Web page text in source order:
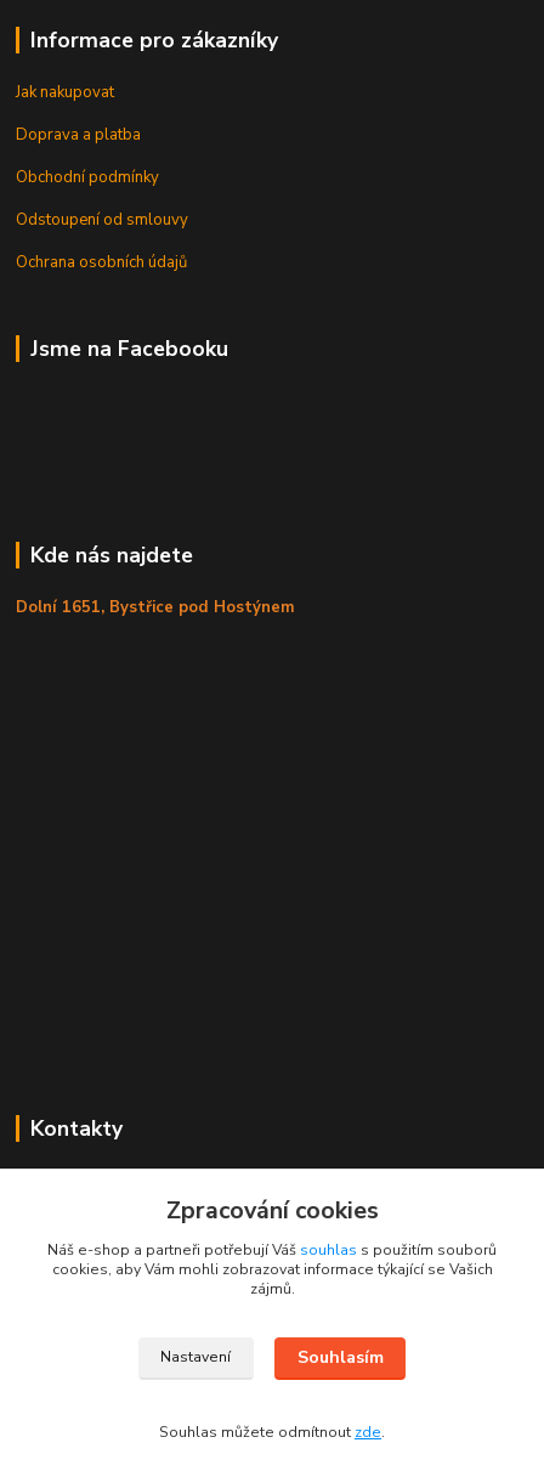
Informace pro zákazníky
Jak nakupovat
Doprava a platba
Obchodní podmínky
Odstoupení od smlouvy
Ochrana osobních údajů
Jsme na Facebooku
Kde nás najdete
Dolní 1651, Bystřice pod Hostýnem
Kontakty
+420 725 613 837
info@rajklubicek.cz
Zpracování cookies
Náš e-shop a partneři potřebují Váš souhlas s použitím souborů
cookies, aby Vám mohli zobrazovat informace týkající se Vašich
zájmů.
Nastavení Souhlasím
Souhlas můžete odmítnout zde.